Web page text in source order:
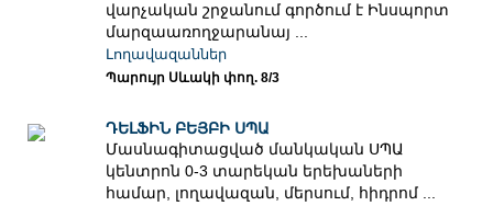
վարչական շրջանում գործում է Ինսպորտ
մարզաառողջարանայ ...
Լողավազաններ
Պարույր Սևակի փող. 8/3
ԴԵԼՖԻՆ ԲԵՅԲԻ ՍՊԱ
Մասնագիտացված մանկական ՍՊԱ
կենտրոն 0-3 տարեկան երեխաների
համար, լողավազան, մերսում, հիդրոմ ...